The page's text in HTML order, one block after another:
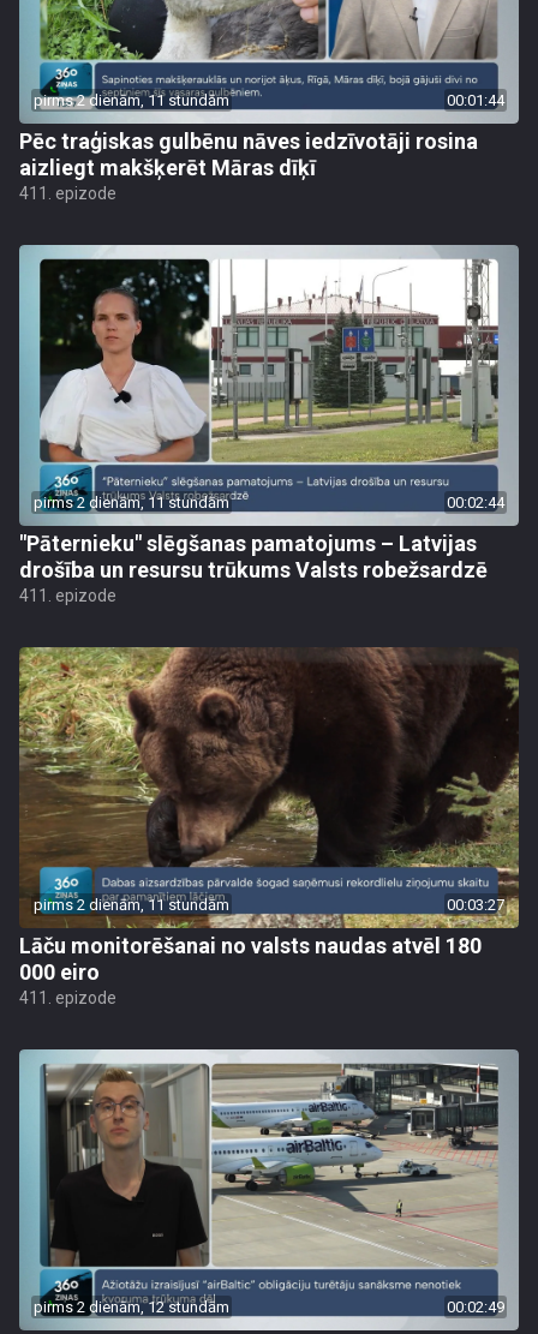
pirms 2 dienām, 11 stundām 00:01:44
Pēc traģiskas gulbēnu nāves iedzīvotāji rosina
aizliegt makšķerēt Māras dīķī
411. epizode
pirms 2 dienām, 11 stundām 00:02:44
"Pāternieku" slēgšanas pamatojums – Latvijas
drošība un resursu trūkums Valsts robežsardzē
411. epizode
pirms 2 dienām, 11 stundām 00:03:27
Lāču monitorēšanai no valsts naudas atvēl 180
000 eiro
411. epizode
pirms 2 dienām, 12 stundām 00:02:49